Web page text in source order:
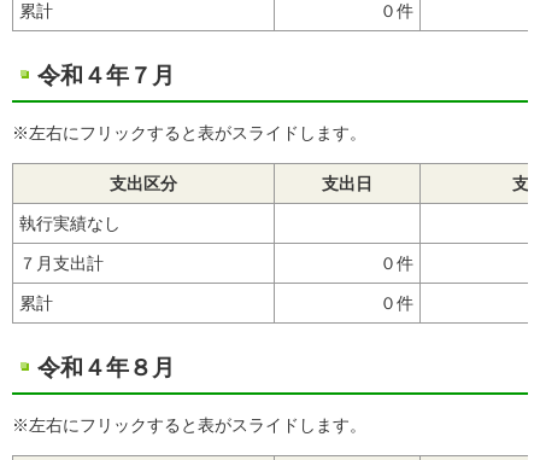
累計 ０件
令和４年７月
※左右にフリックすると表がスライドします。
支出区分 支出日 支
執行実績なし
７月支出計 ０件
累計 ０件
令和４年８月
※左右にフリックすると表がスライドします。